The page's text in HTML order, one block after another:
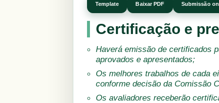
Template Baixar PDF Submissão
Certificação e
Haverá emissão de certificados
aprovados e apresentados;
Os melhores trabalhos de cada
conforme decisão da Comissão
Os avaliadores receberão